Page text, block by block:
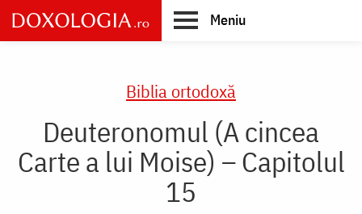
Skip
to
main
Meniu
Biblia ortodoxă
Deuteronomul (A cincea
Carte a lui Moise) – Capitolul
15